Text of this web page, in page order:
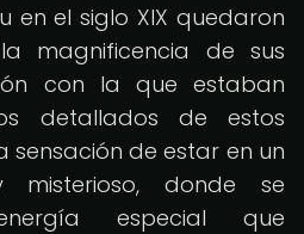
en el siglo XIX quedaron
magnificencia de sus
con la que estaban
detallados de estos
sensación de estar en un
donde se
especial que